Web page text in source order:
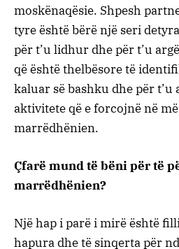
moskënaqësie. Shpesh
tyre është bërë një seri
për t’u lidhur dhe për t’u
që është thelbësore të
kaluar së bashku dhe për t’u
aktivitete që e forcojnë në
marrëdhënien.
Çfarë mund të bëni për të
marrëdhënien?
Një hap i parë i mirë është
hapura dhe të sinqerta për